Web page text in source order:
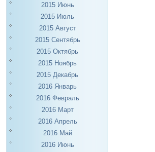
2015 Июнь
2015 Июль
2015 Август
2015 Сентябрь
2015 Октябрь
2015 Ноябрь
2015 Декабрь
2016 Январь
2016 Февраль
2016 Март
2016 Апрель
2016 Май
2016 Июнь